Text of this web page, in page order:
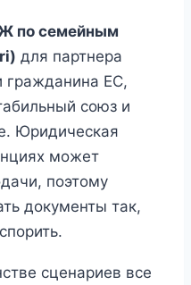
по семейным
для партнера
гражданина ЕС,
союз и
Юридическая
может
поэтому
документы так,
сценариев все